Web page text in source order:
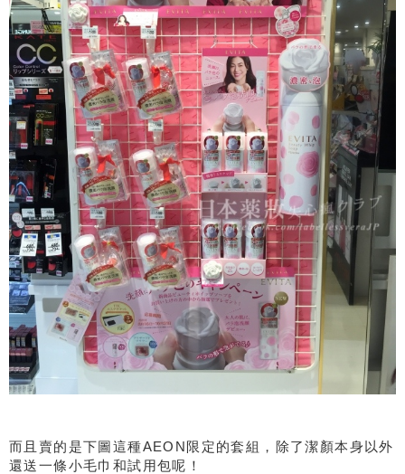
而且賣的是下圖這種AEON限定的套組，除了潔顏本身以外
還送一條小毛巾和試用包呢！